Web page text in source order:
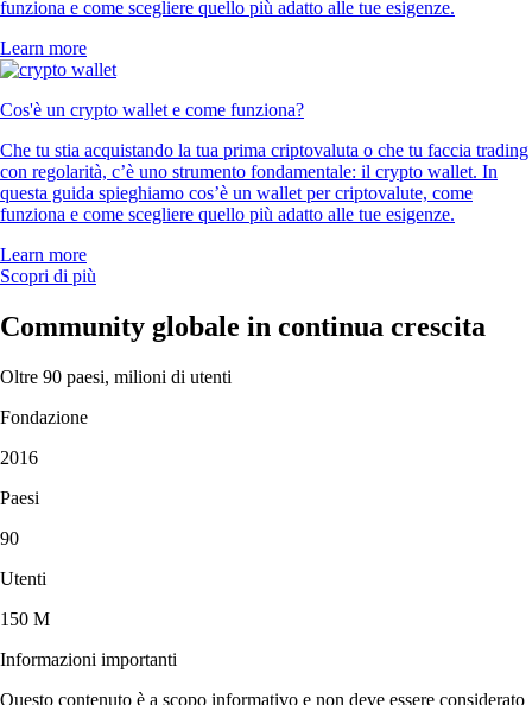
funziona e come scegliere quello più adatto alle tue esigenze.
Learn more
Cos'è un crypto wallet e come funziona?
Che tu stia acquistando la tua prima criptovaluta o che tu faccia trading
con regolarità, c’è uno strumento fondamentale: il crypto wallet. In
questa guida spieghiamo cos’è un wallet per criptovalute, come
funziona e come scegliere quello più adatto alle tue esigenze.
Learn more
Scopri di più
Community globale in continua crescita
Oltre 90 paesi, milioni di utenti
Fondazione
2016
Paesi
90
Utenti
150 M
Informazioni importanti
Questo contenuto è a scopo informativo e non deve essere considerato